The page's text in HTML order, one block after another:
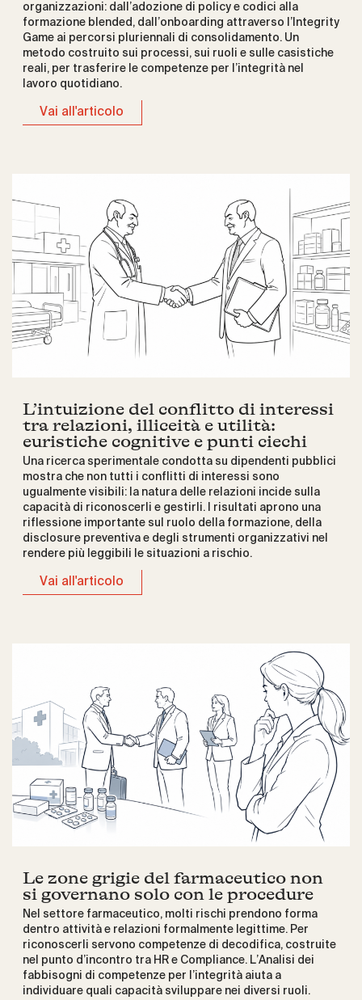
organizzazioni: dall’adozione di policy e codici alla
formazione blended, dall’onboarding attraverso l’Integrity
Game ai percorsi pluriennali di consolidamento. Un
metodo costruito sui processi, sui ruoli e sulle casistiche
reali, per trasferire le competenze per l’integrità nel
lavoro quotidiano.
Vai all'articolo
L’intuizione del conflitto di interessi
tra relazioni, illiceità e utilità:
euristiche cognitive e punti ciechi
Una ricerca sperimentale condotta su dipendenti pubblici
mostra che non tutti i conflitti di interessi sono
ugualmente visibili: la natura delle relazioni incide sulla
capacità di riconoscerli e gestirli. I risultati aprono una
riflessione importante sul ruolo della formazione, della
disclosure preventiva e degli strumenti organizzativi nel
rendere più leggibili le situazioni a rischio.
Vai all'articolo
Le zone grigie del farmaceutico non
si governano solo con le procedure
Nel settore farmaceutico, molti rischi prendono forma
dentro attività e relazioni formalmente legittime. Per
riconoscerli servono competenze di decodifica, costruite
nel punto d’incontro tra HR e Compliance. L’Analisi dei
fabbisogni di competenze per l’integrità aiuta a
individuare quali capacità sviluppare nei diversi ruoli.